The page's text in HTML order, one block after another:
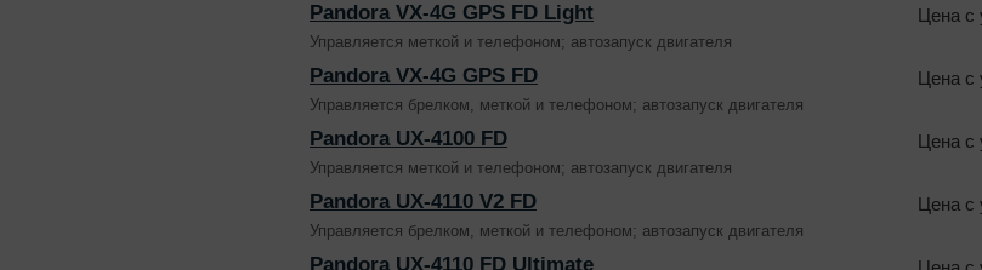
Pandora VX-4G GPS FD Light Цена с
Управляется меткой и телефоном; автозапуск двигателя
Pandora VX-4G GPS FD Цена с
Управляется брелком, меткой и телефоном; автозапуск двигателя
Pandora UX-4100 FD Цена с
Управляется меткой и телефоном; автозапуск двигателя
Pandora UX-4110 V2 FD Цена с
Управляется брелком, меткой и телефоном; автозапуск двигателя
Pandora UX-4110 FD Ultimate